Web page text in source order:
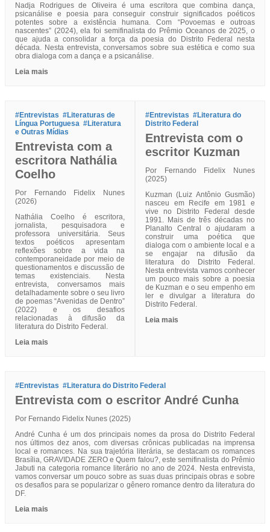
Nadja Rodrigues de Oliveira é uma escritora que combina dança,
psicanálise e poesia para conseguir construir significados poéticos
potentes sobre a existência humana. Com “Povoemas e outroas
nascentes” (2024), ela foi semifinalista do Prêmio Oceanos de 2025, o
que ajuda a consolidar a força da poesia do Distrito Federal nesta
década. Nesta entrevista, conversamos sobre sua estética e como sua
obra dialoga com a dança e a psicanálise.
Leia mais
#Entrevistas #Literaturas de
Língua Portuguesa #Literatura
e Outras Mídias
Entrevista com a
escritora Nathália
Coelho
Por Fernando Fidelix Nunes
(2026)
Nathália Coelho é escritora,
jornalista, pesquisadora e
professora universitária. Seus
textos poéticos apresentam
reflexões sobre a vida na
contemporaneidade por meio de
questionamentos e discussão de
temas existenciais. Nesta
entrevista, conversamos mais
detalhadamente sobre o seu livro
de poemas “Avenidas de Dentro”
(2022) e os desafios
relacionadas à difusão da
literatura do Distrito Federal.
Leia mais
#Entrevistas #Literatura do
Distrito Federal
Entrevista com o
escritor Kuzman
Por Fernando Fidelix Nunes
(2025)
Kuzman (Luiz Antônio Gusmão)
nasceu em Recife em 1981 e
vive no Distrito Federal desde
1991. Mais de três décadas no
Planalto Central o ajudaram a
construir uma poética que
dialoga com o ambiente local e a
se engajar na difusão da
literatura do Distrito Federal.
Nesta entrevista vamos conhecer
um pouco mais sobre a poesia
de Kuzman e o seu empenho em
ler e divulgar a literatura do
Distrito Federal.
Leia mais
#Entrevistas #Literatura do Distrito Federal
Entrevista com o escritor André Cunha
Por Fernando Fidelix Nunes (2025)
André Cunha é um dos principais nomes da prosa do Distrito Federal
nos últimos dez anos, com diversas crônicas publicadas na imprensa
local e romances. Na sua trajetória literária, se destacam os romances
Brasília, GRAVIDADE ZERO e Quem falou?, este semifinalista do Prêmio
Jabuti na categoria romance literário no ano de 2024. Nesta entrevista,
vamos conversar um pouco sobre as suas duas principais obras e sobre
os desafios para se popularizar o gênero romance dentro da literatura do
DF.
Leia mais